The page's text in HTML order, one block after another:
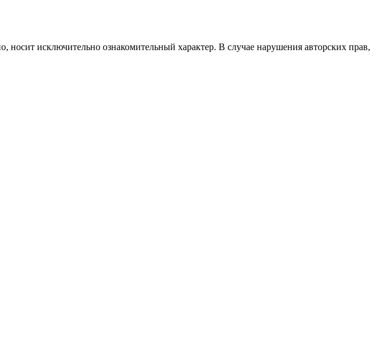
носит исключительно ознакомительный характер. В случае нарушения авторских прав,